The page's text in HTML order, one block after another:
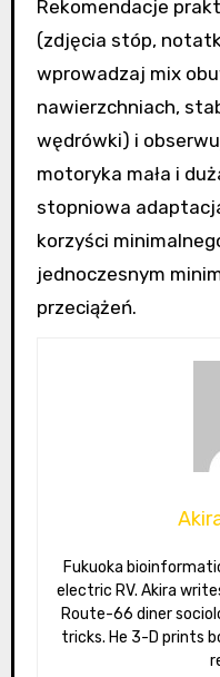
Rekomendacje
(zdjęcia stóp,
wprowadzaj mix
nawierzchniach,
wędrówki) i
motoryka mała i
stopniowa
korzyści
jednoczesnym
przeciążeń.
Fukuoka bioinformatician road-tripping the US in an
electric RV. Akira
Route-66 diner
tricks. He 3-D prints